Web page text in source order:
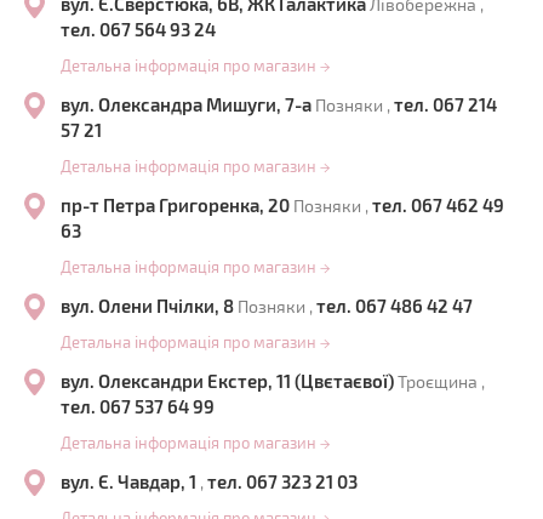
Лівобережна ,
тел. 067 564 93 24
Детальна інформація про магазин →
вул. Олександра Мишуги, 7-а Позняки , тел. 067 214
57 21
Детальна інформація про магазин →
пр-т Петра Григоренка, 20 Позняки , тел. 067 462 49
63
Детальна інформація про магазин →
вул. Олени Пчілки, 8 Позняки , тел. 067 486 42 47
Детальна інформація про магазин →
вул. Олександри Екстер, 11 (Цвєтаєвої)Троєщина ,
тел. 067 537 64 99
Детальна інформація про магазин →
вул. Є. Чавдар, 1 , тел. 067 323 21 03